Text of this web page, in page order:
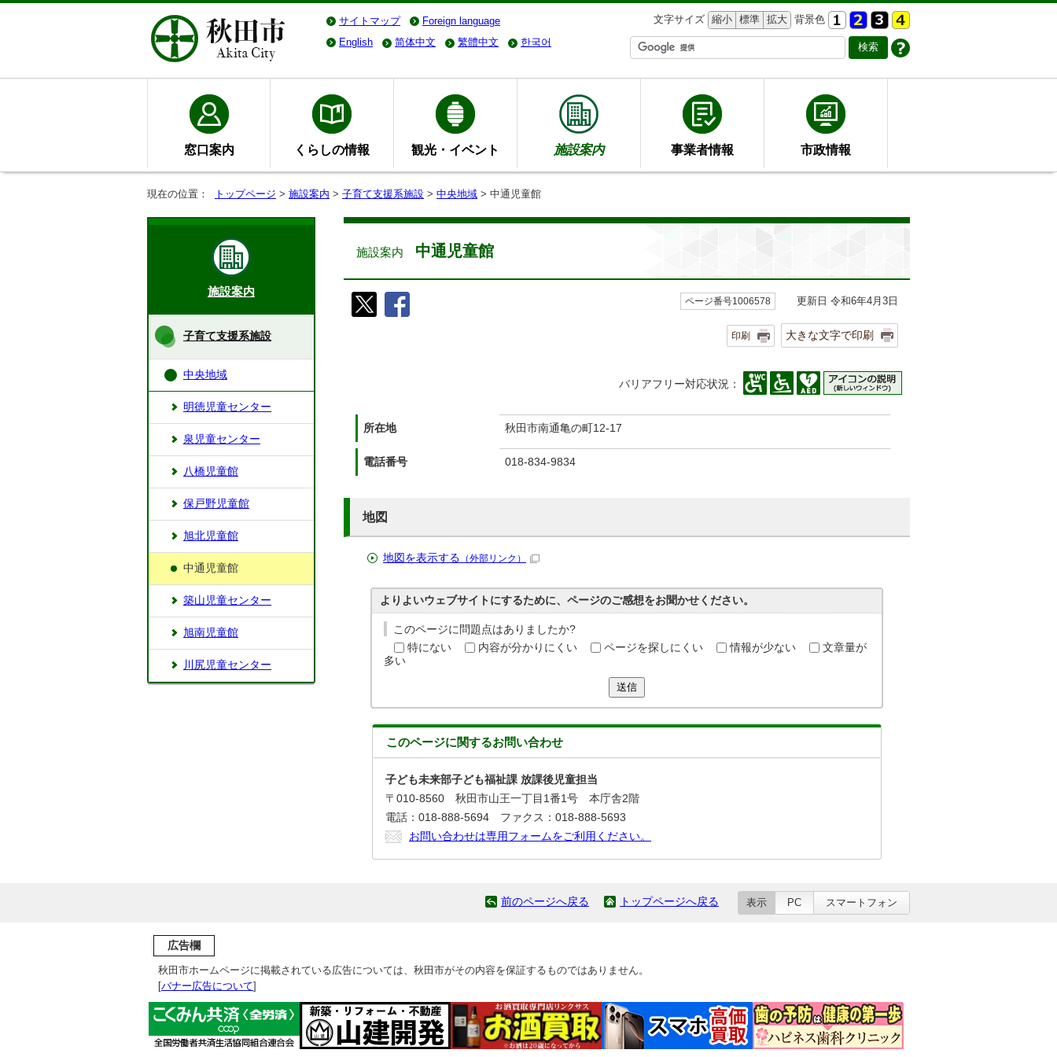
サイトマップ Foreign language 文字サイズ 縮小 標準 拡大 背景色
English
简体中文 繁體中文 한국어
窓口案内 くらしの情報 観光・イベント 施設案内 事業者情報 市政情報
現在の位置： トップページ > 施設案内 > 子育て支援系施設 > 中央地域 > 中通児童館
施設案内 中通児童館
ページ番号1006578 更新日 令和6年4月3日
印刷 大きな文字で印刷
バリアフリー対応状況：
所在地 秋田市南通亀の町12-17
電話番号 018-834-9834
地図
地図を表示する （外部リンク）
よりよいウェブサイトにするために、ページのご感想をお聞かせください。
このページに問題点はありましたか?
特にない
内容が分かりにくい ページを探しにくい 情報が少ない
文章量が
多い
送信
このページに関するお問い合わせ
子ども未来部子ども福祉課 放課後児童担当
〒010-8560 秋田市山王一丁目1番1号 本庁舎2階
電話：018-888-5694 ファクス：018-888-5693
お問い合わせは専用フォームをご利用ください。
施設案内
子育て支援系施設
中央地域
明徳児童センター
泉児童センター
八橋児童館
保戸野児童館
旭北児童館
中通児童館
築山児童センター
旭南児童館
川尻児童センター
前のページへ戻る トップページへ戻る 表示 PC スマートフォン
広告欄
秋田市ホームページに掲載されている広告については、秋田市がその内容を保証するものではありません。
[バナー広告について]